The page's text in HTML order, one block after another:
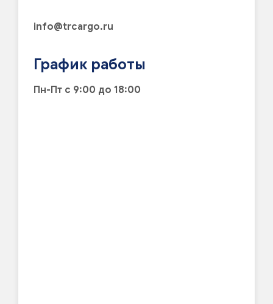
info@trcargo.ru
График работы
Пн-Пт с 9:00 до 18:00